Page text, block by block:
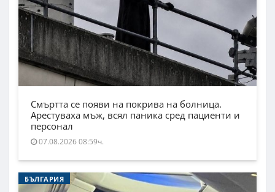
Смъртта се появи на покрива на болница.
Арестуваха мъж, всял паника сред пациенти и
персонал
07.08.2026 08:59ч.
БЪЛГАРИЯ